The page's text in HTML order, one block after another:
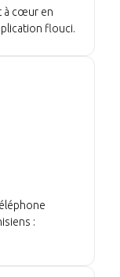
à cœur en
flouci.
: